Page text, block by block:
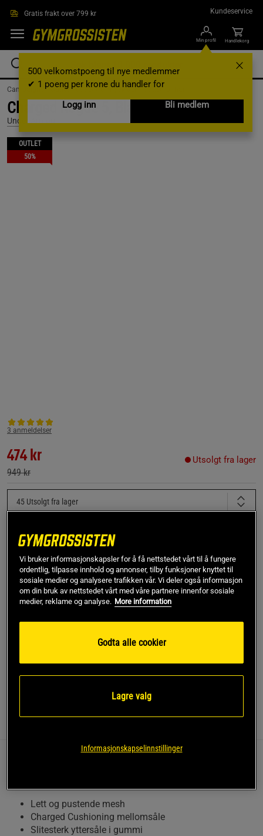
Gratis frakt over 799 kr Kundeservice
Min profil
500 velkomstpoeng til nye medlemmer
✔ 1 poeng per krone du handler for
Logg inn
Bli medlem
Handlekorg
Campaigns / Outlet / outlet-treningsklaer / Outlet for han
Charged Rogue 5, Black, 45
Under Armour
OUTLET
50%
3 anmeldelser
474 kr
949 kr
Utsolgt fra lager
45 Utsolgt fra lager
Gi meg beskjed via e-post
!
Dette produktet er dessverre ikke i lager. Få beskjed når
det kommer på lager igen.
Charged Rogue fra Under Armour er designet for å gi løperne
en balansert kombinasjon av fleksibilitet og demping.
Lett og pustende mesh
Charged Cushioning mellomsåle
Slitesterk yttersåle i gummi
Vi bruker informasjonskapsler for å få nettstedet vårt til å fungere
ordentlig, tilpasse innhold og annonser, tilby funksjoner knyttet til
sosiale medier og analysere trafikken vår. Vi deler også informasjon
om din bruk av nettstedet vårt med våre partnere innenfor sosiale
medier, reklame og analyse. More information
Godta alle cookier
Lagre valg
Informasjonskapselinnstillinger